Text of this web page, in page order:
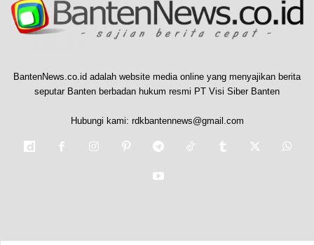
BantenNews.co.id adalah website media online yang menyajikan berita
seputar Banten berbadan hukum resmi PT Visi Siber Banten
Hubungi kami: rdkbantennews@gmail.com